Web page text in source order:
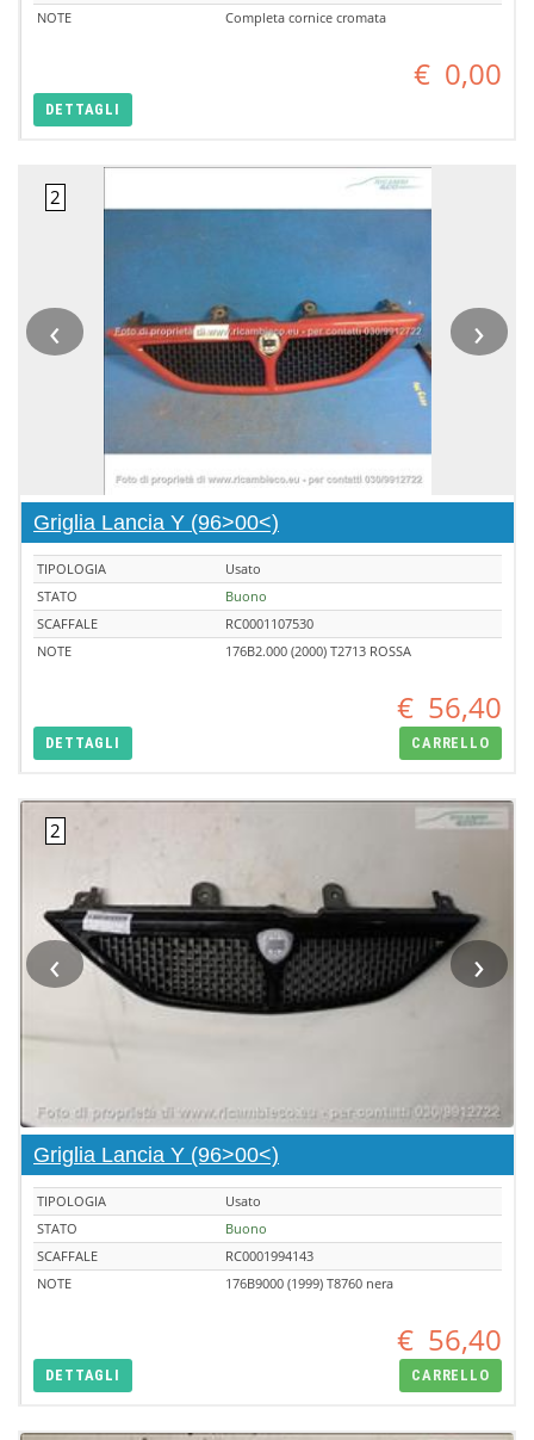
NOTE Completa cornice cromata
€ 0,00
DETTAGLI
‹ ›
Griglia Lancia Y (96>00<)
TIPOLOGIA
Usato
STATO
Buono
SCAFFALE
RC0001107530
NOTE
176B2.000 (2000) T2713 ROSSA
€ 56,40
DETTAGLI CARRELLO
‹ ›
Griglia Lancia Y (96>00<)
TIPOLOGIA
Usato
STATO
Buono
SCAFFALE
RC0001994143
NOTE
176B9000 (1999) T8760 nera
€ 56,40
DETTAGLI CARRELLO